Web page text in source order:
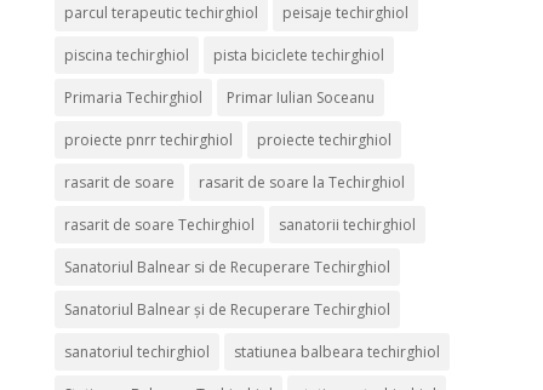
parcul terapeutic techirghiol peisaje techirghiol
piscina techirghiol pista biciclete techirghiol
Primaria Techirghiol Primar Iulian Soceanu
proiecte pnrr techirghiol proiecte techirghiol
rasarit de soare rasarit de soare la Techirghiol
rasarit de soare Techirghiol sanatorii techirghiol
Sanatoriul Balnear si de Recuperare Techirghiol
Sanatoriul Balnear și de Recuperare Techirghiol
sanatoriul techirghiol statiunea balbeara techirghiol